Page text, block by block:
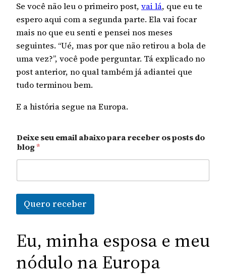
Se você não leu o primeiro post, vai lá, que eu te
espero aqui com a segunda parte. Ela vai focar
mais no que eu senti e pensei nos meses
seguintes. “Ué, mas por que não retirou a bola de
uma vez?”, você pode perguntar. Tá explicado no
post anterior, no qual também já adiantei que
tudo terminou bem.
E a história segue na Europa.
Deixe seu email abaixo para receber os posts do
blog*
Quero receber
Eu, minha esposa e meu
nódulo na Europa